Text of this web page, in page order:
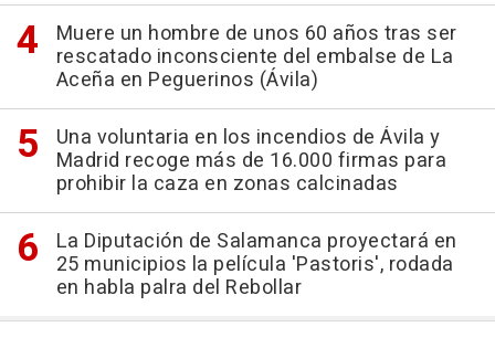
Muere un hombre de unos 60 años tras ser
rescatado inconsciente del embalse de La
Aceña en Peguerinos (Ávila)
Una voluntaria en los incendios de Ávila y
Madrid recoge más de 16.000 firmas para
prohibir la caza en zonas calcinadas
La Diputación de Salamanca proyectará en
25 municipios la película 'Pastoris', rodada
en habla palra del Rebollar